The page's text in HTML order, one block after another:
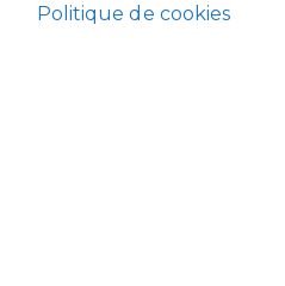
Politique de cookies